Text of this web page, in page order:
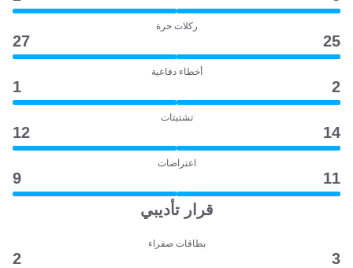
ركلات حرة
25
27
أخطاء دفاعية
2
1
تشتيتات
14
12
اعتراضات
11
9
قرار تأديبي
بطاقات صفراء
3
2